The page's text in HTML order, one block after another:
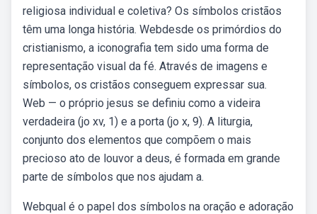
religiosa individual e coletiva? Os símbolos cristãos
têm uma longa história. Webdesde os primórdios do
cristianismo, a iconografia tem sido uma forma de
representação visual da fé. Através de imagens e
símbolos, os cristãos conseguem expressar sua.
Web — o próprio jesus se definiu como a videira
verdadeira (jo xv, 1) e a porta (jo x, 9). A liturgia,
conjunto dos elementos que compõem o mais
precioso ato de louvor a deus, é formada em grande
parte de símbolos que nos ajudam a.
Webqual é o papel dos símbolos na oração e adoração